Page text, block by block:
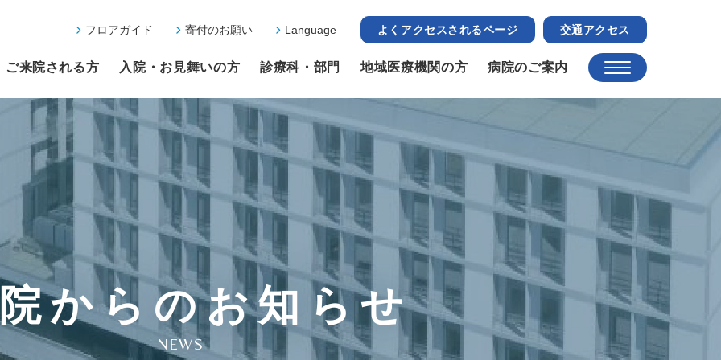
フロアガイド 寄付のお願い Language よくアクセスされるページ 交通アクセス
ご来院される方 入院・お見舞いの方 診療科・部門 地域医療機関の方 病院のご案内
からのお知らせ
NEWS